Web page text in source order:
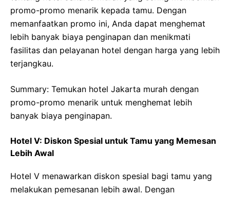
promo-promo menarik kepada tamu. Dengan
memanfaatkan promo ini, Anda dapat menghemat
lebih banyak biaya penginapan dan menikmati
fasilitas dan pelayanan hotel dengan harga yang lebih
terjangkau.
Summary: Temukan hotel Jakarta murah dengan
promo-promo menarik untuk menghemat lebih
banyak biaya penginapan.
Hotel V: Diskon Spesial untuk Tamu yang Memesan
Lebih Awal
Hotel V menawarkan diskon spesial bagi tamu yang
melakukan pemesanan lebih awal. Dengan